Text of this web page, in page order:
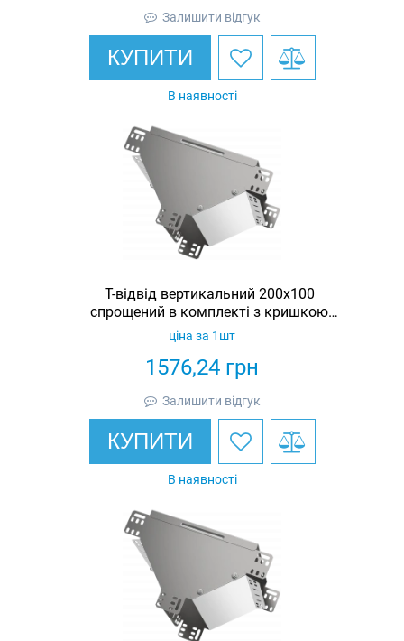
Залишити відгук
КУПИТИ
В наявності
Т-відвід вертикальний 200х100
спрощений в комплекті з кришкою
IEK
1576,24 грн
ціна за 1шт
Залишити відгук
КУПИТИ
В наявності